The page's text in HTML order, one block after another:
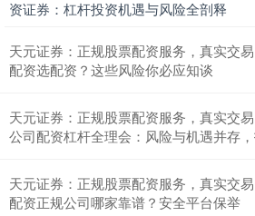
资证券：杠杆投资机遇与风险全剖释
天元证券：正规股票配资服务，真实交
配资选配资？这些风险你必应知谈
天元证券：正规股票配资服务，真实交
公司配资杠杆全理会：风险与机遇并存
天元证券：正规股票配资服务，真实交
配资正规公司哪家靠谱？安全平台保举